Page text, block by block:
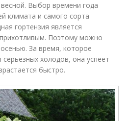
Выбор времени года
климата и самого сорта
гортензия является
Поэтому можно
За время, которое
холодов, она успеет
быстро.